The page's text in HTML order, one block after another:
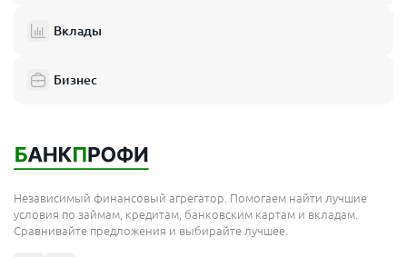
Реутов
Подольск
Королёв
Сергиев Посад
Вклады
Бизнес
Независимый финансовый агрегатор. Помогаем найти лучшие
условия по займам, кредитам, банковским картам и вкладам.
Сравнивайте предложения и выбирайте лучшее.